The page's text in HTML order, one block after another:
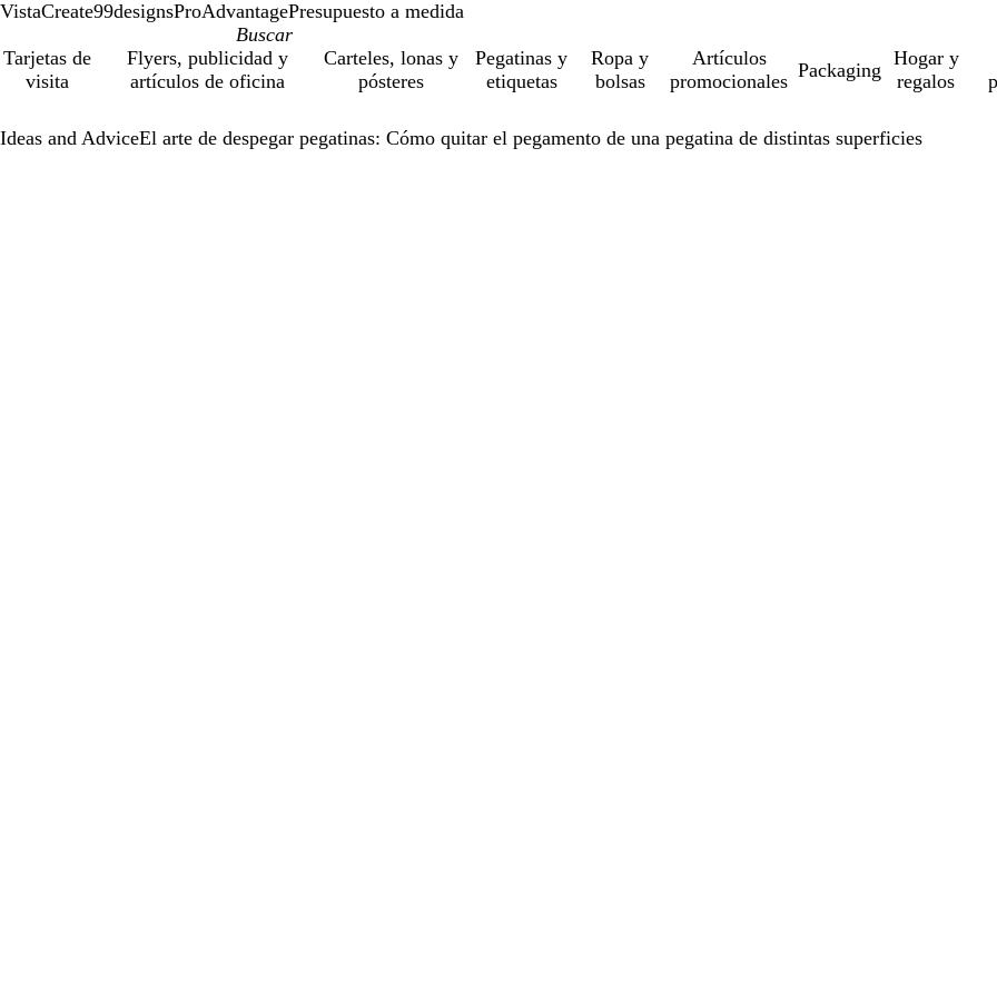
VistaCreate99designsProAdvantagePresupuesto a medida
Tarjetas de
visita
Flyers, publicidad y
artículos de oficina
Carteles, lonas y
pósteres
Pegatinas y
etiquetas
Ropa y
bolsas
Artículos
promocionales
Packaging
Hogar y
regalos
Ideas and AdviceEl arte de despegar pegatinas: Cómo quitar el pegamento de una pegatina de distintas superficies